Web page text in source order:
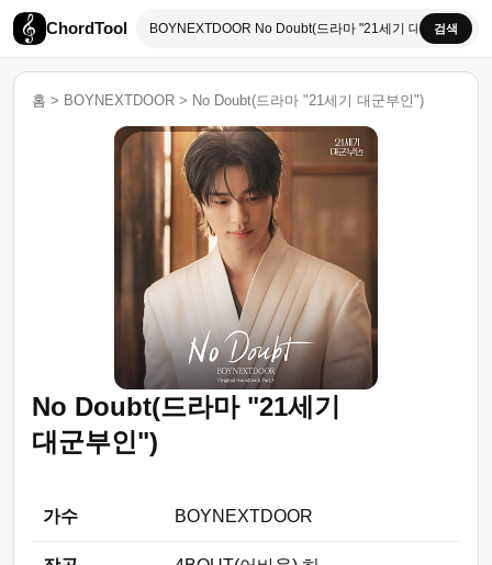
ChordTool 검색
홈 > BOYNEXTDOOR > No Doubt(드라마 "21세기 대군부인")
No Doubt(드라마 "21세기
대군부인")
가수 BOYNEXTDOOR